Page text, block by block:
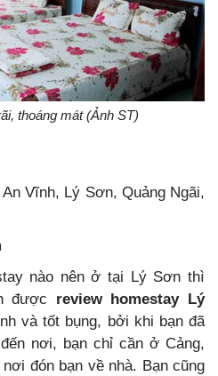
thoáng mát (Ảnh ST)
Vĩnh, Lý Sơn, Quảng Ngãi,
nào nên ở tại Lý Sơn thì
được review homestay Lý
và tốt bụng, bởi khi bạn đã
nơi, bạn chỉ cần ở Cảng,
đón bạn về nhà. Bạn cũng